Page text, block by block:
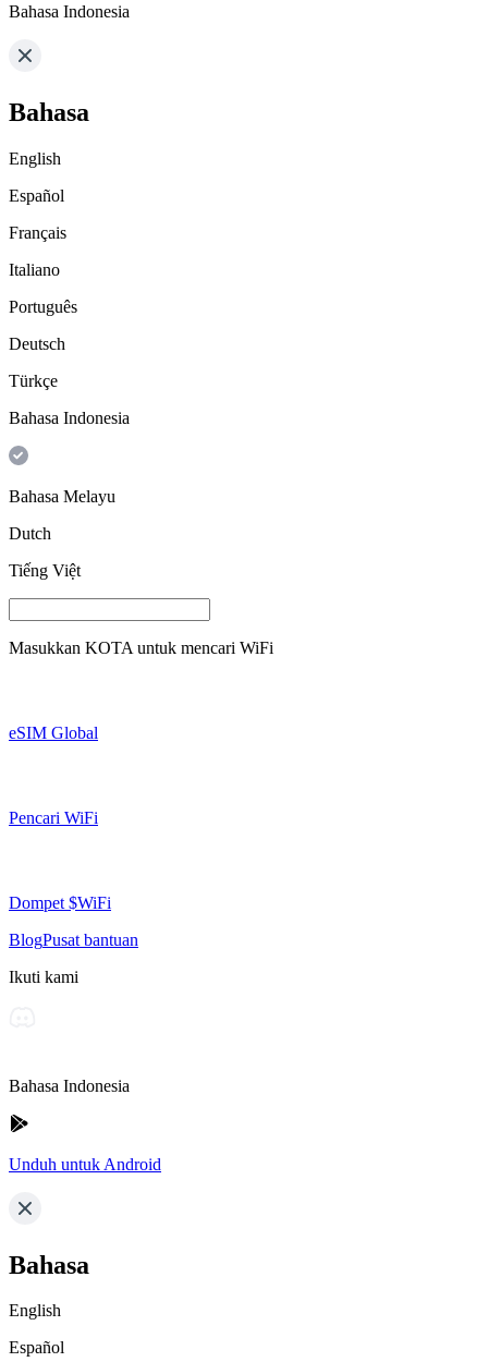
Bahasa Indonesia
Bahasa
English
Español
Français
Italiano
Português
Deutsch
Türkçe
Bahasa Indonesia
Bahasa Melayu
Dutch
Tiếng Việt
Masukkan KOTA untuk mencari WiFi
eSIM Global
Pencari WiFi
Dompet $WiFi
BlogPusat bantuan
Ikuti kami
Bahasa Indonesia
Unduh untuk Android
Bahasa
English
Español